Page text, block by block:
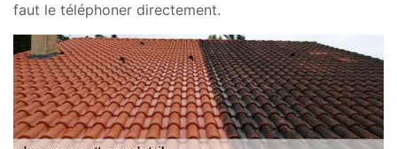
faut le téléphoner directement.